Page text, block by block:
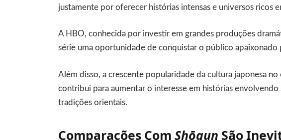
justamente por oferecer histórias intensas e universos ricos
A HBO, conhecida por investir em grandes produções
série uma oportunidade de conquistar o público apaixonado
Além disso, a crescente popularidade da cultura japonesa
contribui para aumentar o interesse em histórias envolvendo
tradições orientais.
Comparações ComShōgun São